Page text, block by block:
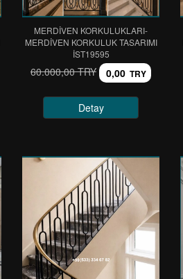
MERDİVEN KORKULUKLARI-
MERDİVEN KORKULUK TASARIMI
IST19595
60.000,00 TRY 0,00 TRY
Detay